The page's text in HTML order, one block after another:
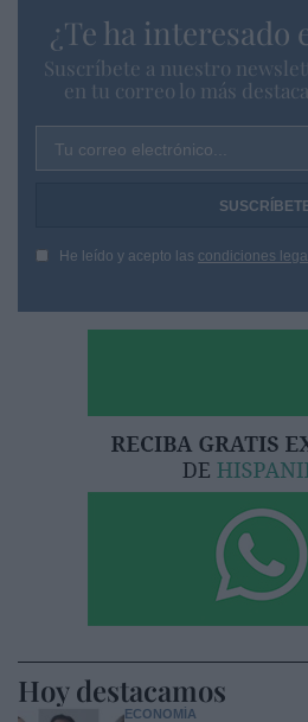
¿Te ha interesado
Suscríbete a nuestro
en tu correo lo más
Tu correo electrónico...
He leído y acepto las condiciones
Hoy destacamos
ECONOMÍA